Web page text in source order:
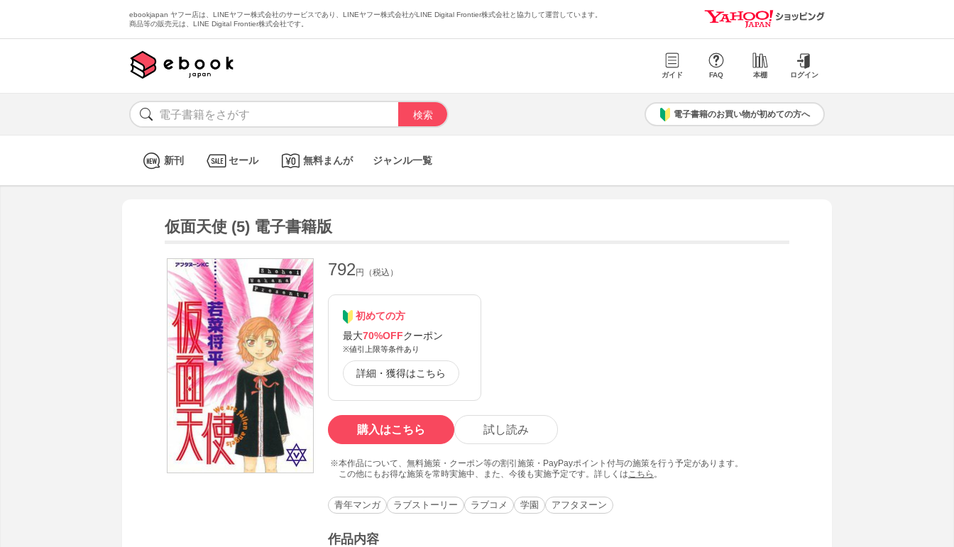
ebookjapan ヤフー店は、LINEヤフー株式会社のサービスであり、LINEヤフー株式会社がLINE Digital Frontier株式会社と協力して運営しています。
商品等の販売元は、LINE Digital Frontier株式会社です。
ガイド FAQ 本棚 ログイン
電子書籍のお買い物が初めての方へ
新刊 セール 無料まんが ジャンル一覧
仮面天使 (5) 電子書籍版
792円（税込）
初めての方
最大70%OFFクーポン
※値引上限等条件あり
詳細・獲得はこちら
購入はこちら 試し読み
本作品について、無料施策・クーポン等の割引施策・PayPayポイント付与の施策を行う予定があります。
この他にもお得な施策を常時実施中、また、今後も実施予定です。詳しくは こちら 。
青年マンガ ラブストーリー ラブコメ 学園 アフタヌーン
作品内容